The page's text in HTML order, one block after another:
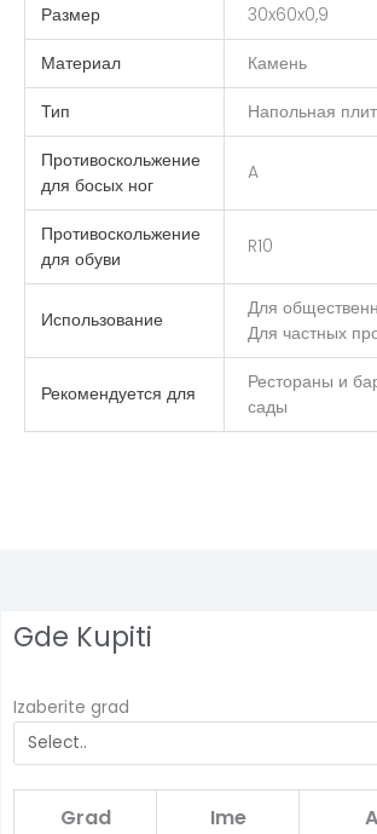
Размер
30x60x0,9
Материал
Камень
Тип
Напольная
Противоскольжение
для босых ног
A
Противоскольжение
для обуви
R10
Использование
Для
Для частных
Рекомендуется для
Рестораны и
сады
Gde Kupiti
Izaberite grad
Grad Ime